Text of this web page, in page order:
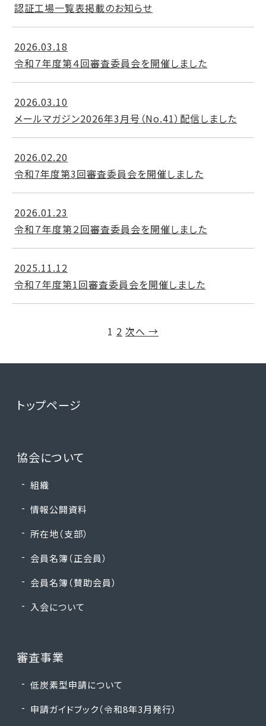
認証工場一覧表掲載のお知らせ
令和７年度第４回審査委員会を開催しました
2026.03.18
メールマガジン2026年3月号（No.41）配信しました
2026.03.10
令和7年度第3回審査委員会を開催しました
2026.02.20
令和７年度第２回審査委員会を開催しました
2026.01.23
令和７年度第1回審査委員会を開催しました
2025.11.12
1 2 次へ →
トップページ
協会について
組織
情報公開資料
所在地（支部）
会員名簿（正会員）
会員名簿（賛助会員）
入会について
審査事業
低炭素型申請について
申請ガイドブック（令和8年3月発行）